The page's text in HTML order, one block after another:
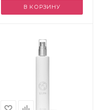
В КОРЗИНУ